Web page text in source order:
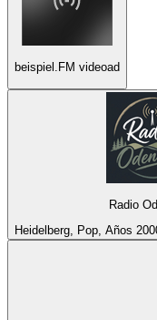
beispiel.FM videoad
Radio
Heidelberg, Pop, Años